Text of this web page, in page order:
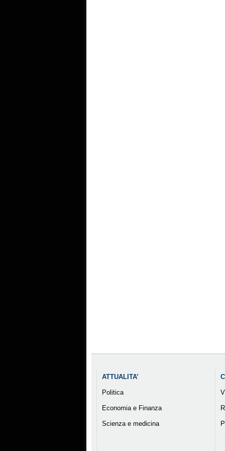
ATTUALITA’
Politica
Economia e Finanza
Scienza e medicina